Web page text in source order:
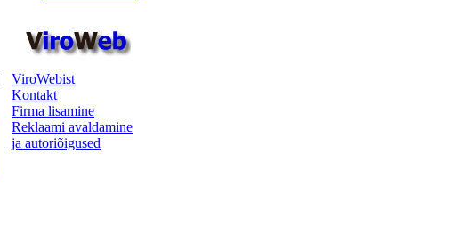
ViroWebist
Kontakt
Firma lisamine
Reklaami avaldamine
ja autoriõigused